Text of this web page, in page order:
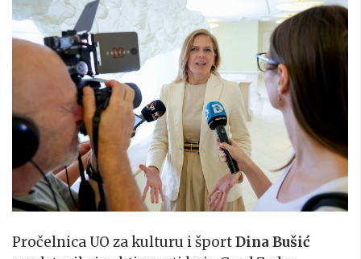
Pročelnica UO za kulturu i športDina Bušić